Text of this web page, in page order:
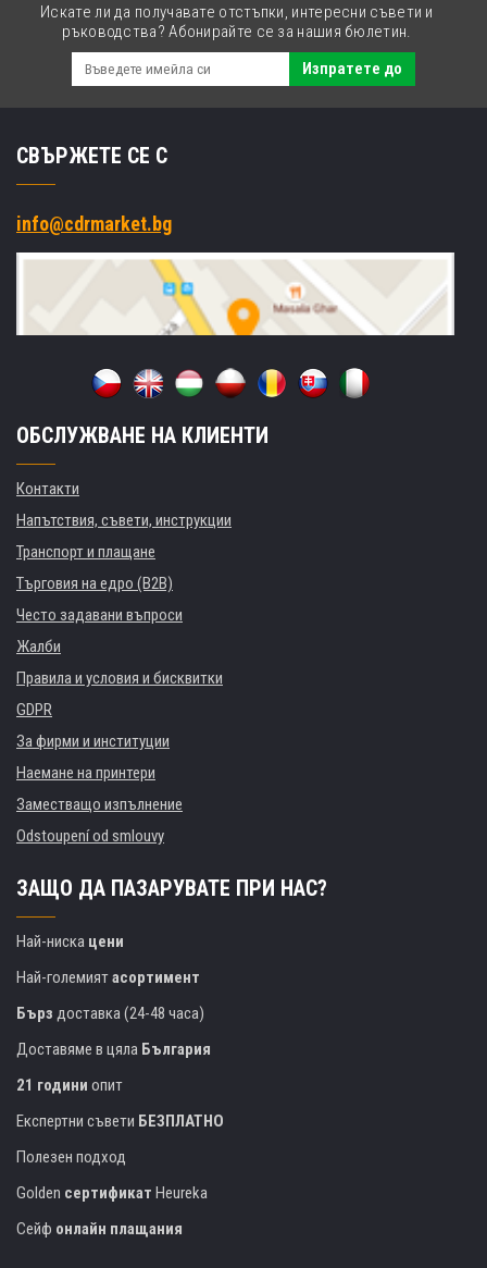
Искате ли да получавате отстъпки, интересни съвети и
ръководства? Абонирайте се за нашия бюлетин.
Изпратете до
СВЪРЖЕТЕ СЕ С
info@cdrmarket.bg
ОБСЛУЖВАНЕ НА КЛИЕНТИ
Контакти
Напътствия, съвети, инструкции
Транспорт и плащане
Търговия на едро (B2B)
Често задавани въпроси
Жалби
Правила и условия и бисквитки
GDPR
За фирми и институции
Наемане на принтери
Заместващо изпълнение
Odstoupení od smlouvy
ЗАЩО ДА ПАЗАРУВАТЕ ПРИ НАС?
Най-ниска цени
Най-големиятасортимент
Бърз доставка (24-48 часа)
Доставяме в цяла България
21 години опит
Експертни съвети БЕЗПЛАТНО
Полезен подход
Golden сертификат Heureka
Сейф онлайн плащания